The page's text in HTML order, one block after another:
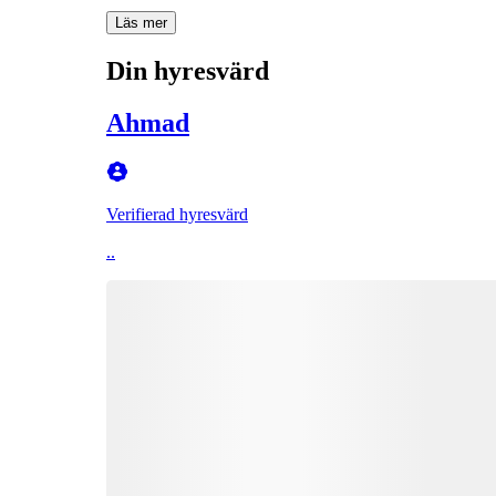
Läs mer
Din hyresvärd
Ahmad
Verifierad hyresvärd
..